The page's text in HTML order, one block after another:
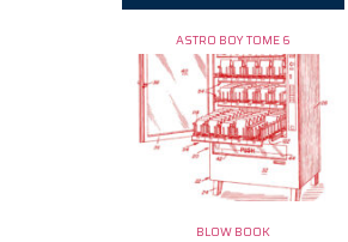
ASTRO BOY TOME 6
BLOW BOOK